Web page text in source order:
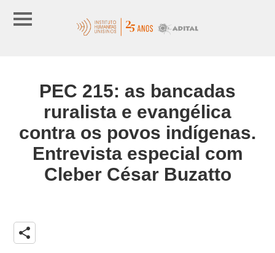
PEC 215: as bancadas
ruralista e evangélica
contra os povos indígenas.
Entrevista especial com
Cleber César Buzatto
share